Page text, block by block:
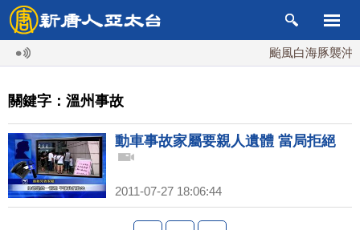
颱風白海豚襲沖
關鍵字：溫州事故
動車事故家屬要親人遺體 當局拒絕
2011-07-27 18:06:44